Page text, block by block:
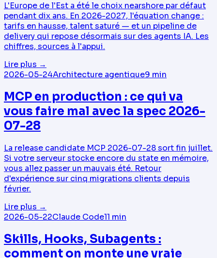
L'Europe de l'Est a été le choix nearshore par défaut
pendant dix ans. En 2026-2027, l'équation change :
tarifs en hausse, talent saturé — et un pipeline de
delivery qui repose désormais sur des agents IA. Les
chiffres, sources à l'appui.
Lire plus →
2026-05-24Architecture agentique9 min
MCP en production : ce qui va
vous faire mal avec la spec 2026-
07-28
La release candidate MCP 2026-07-28 sort fin juillet.
Si votre serveur stocke encore du state en mémoire,
vous allez passer un mauvais été. Retour
d'expérience sur cinq migrations clients depuis
février.
Lire plus →
2026-05-22Claude Code11 min
Skills, Hooks, Subagents :
comment on monte une vraie